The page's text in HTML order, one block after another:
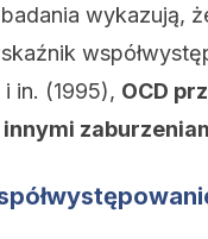
wykazują,
i in. (1995), OCD